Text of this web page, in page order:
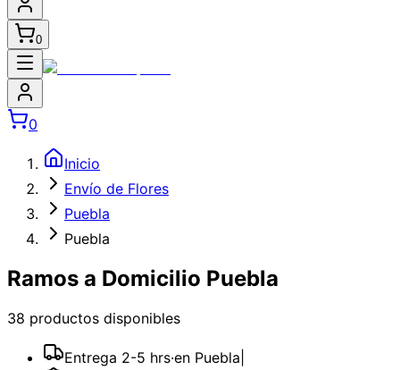
0
0
Inicio
Envío de Flores
Puebla
Puebla
Ramos a Domicilio Puebla
38 productos disponibles
Entrega 2-5 hrs·en Puebla